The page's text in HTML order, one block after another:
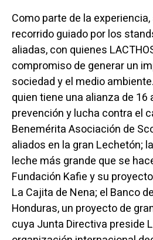
Como parte de la
recorrido guiado por los
aliadas, con quienes
compromiso de generar un
sociedad y el medio
quien tiene una alianza de 16
prevención y lucha contra el
Benemérita Asociación de
aliados en la gran Lechetón;
leche más grande que se
Fundación Kafie y su
La Cajita de Nena; el Banco
Honduras, un proyecto de
cuya Junta Directiva preside